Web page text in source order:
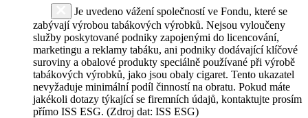
Je uvedeno vážení společností ve Fondu, které se
zabývají výrobou tabákových výrobků. Nejsou vyloučeny
služby poskytované podniky zapojenými do licencování,
marketingu a reklamy tabáku, ani podniky dodávající klíčové
suroviny a obalové produkty speciálně používané při výrobě
tabákových výrobků, jako jsou obaly cigaret. Tento ukazatel
nevyžaduje minimální podíl činností na obratu. Pokud máte
jakékoli dotazy týkající se firemních údajů, kontaktujte prosím
přímo ISS ESG. (Zdroj dat: ISS ESG)